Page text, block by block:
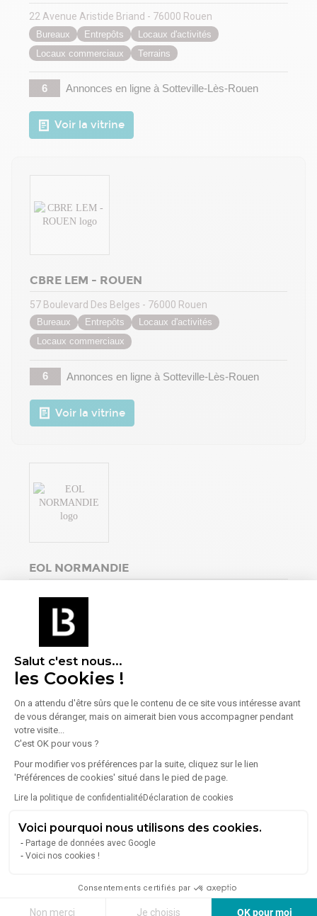
Salut c'est nous...
les Cookies !
On a attendu d'être sûrs que le contenu de ce site vous intéresse avant
de vous déranger, mais on aimerait bien vous accompagner pendant
votre visite...
C'est OK pour vous ?
Pour modifier vos préférences par la suite, cliquez sur le lien
'Préférences de cookies' situé dans le pied de page.
Lire la politique de confidentialitéDéclaration de cookies
Voici pourquoi nous utilisons des cookies.
Partage de données avec Google
Voici nos cookies !
Consentements certifiés par
Non merci Je choisis OK pour moi
22 Avenue Aristide Briand - 76000 Rouen
Bureaux Entrepôts
Locaux d'activités
Locaux commerciaux
Terrains
6 Annonces en ligneà Sotteville-Lès-Rouen
Voir la vitrine
CBRE LEM - ROUEN
57 Boulevard Des Belges - 76000 Rouen
Bureaux Entrepôts
Locaux d'activités
Locaux commerciaux
6 Annonces en ligneà Sotteville-Lès-Rouen
Voir la vitrine
EOL NORMANDIE
Entrepôts
2 Annonces en ligne
Voir la vitrine
BNP PARIBAS REAL ESTATE ROUEN
101 Boulevard De L'Europe - 76100 Rouen